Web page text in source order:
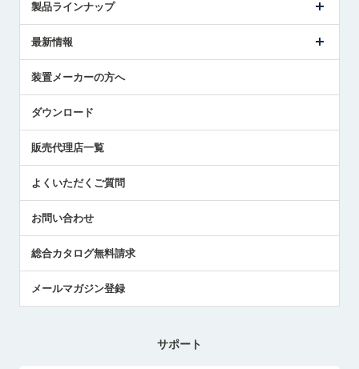
ごあいさつ
受賞履歴
採用情報
国/地域/言語
製品ラインナップ
ツールセッタ製品
エアマイクロセンサ製品
最新情報
メトロールの技術
社員ブログ
中小企業のBCP地震対策
センサのテクニカルガイド
社長ブログ
装置メーカーの方へ
ダウンロード
販売代理店一覧
よくいただくご質問
お問い合わせ
総合カタログ無料請求
メールマガジン登録
サポート